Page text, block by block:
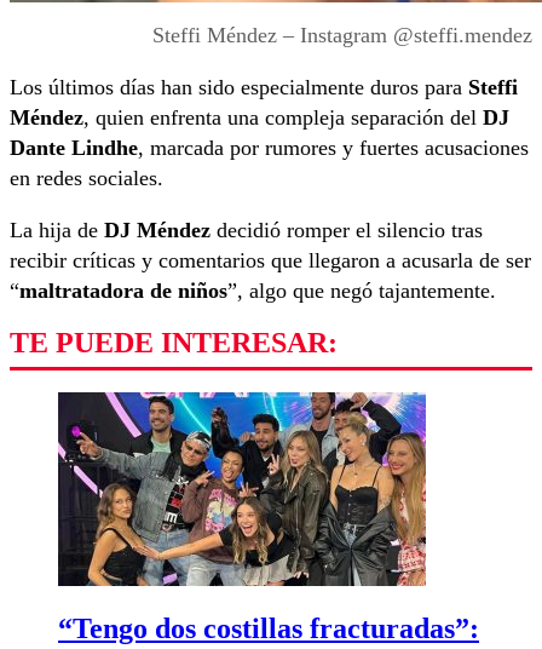
Steffi Méndez – Instagram @steffi.mendez
Los últimos días han sido especialmente duros para Steffi
Méndez, quien enfrenta una compleja separación del DJ
Dante Lindhe, marcada por rumores y fuertes acusaciones
en redes sociales.
La hija de DJ Méndez decidió romper el silencio tras
recibir críticas y comentarios que llegaron a acusarla de ser
“maltratadora de niños”, algo que negó tajantemente.
TE PUEDE INTERESAR:
“Tengo dos costillas fracturadas”: